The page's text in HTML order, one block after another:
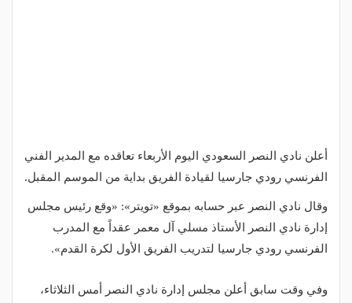
أعلن نادي النصر السعودي اليوم الأربعاء تعاقده مع المدير الفني
الفرنسي رودي جارسيا لقيادة الفريق بداية من الموسم المقبل.
وقال نادي النصر عبر حسابه بموقع «تويتر»: «وقع رئيس مجلس
إدارة نادي النصر الأستاذ مسلي آل معمر عقداً مع المدرب
الفرنسي رودي جارسيا لتدريب الفريق الأول لكرة القدم».
وفي وقت سابق أعلن مجلس إدارة نادي النصر أمس الثلاثاء،